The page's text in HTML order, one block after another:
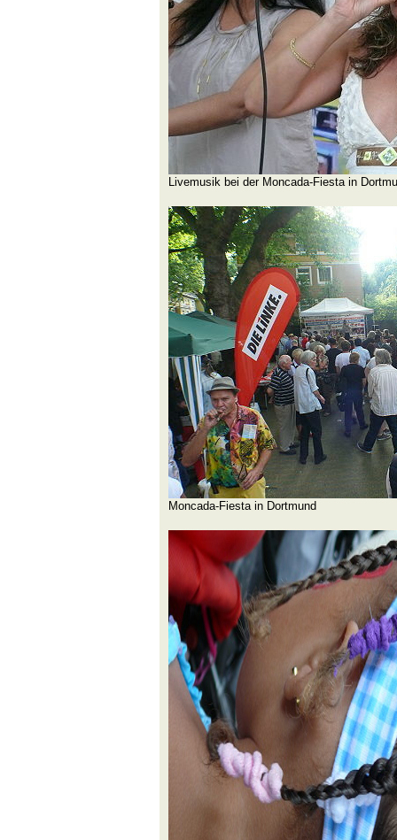
Livemusik bei der Moncada-Fiesta in
Moncada-Fiesta in Dortmund